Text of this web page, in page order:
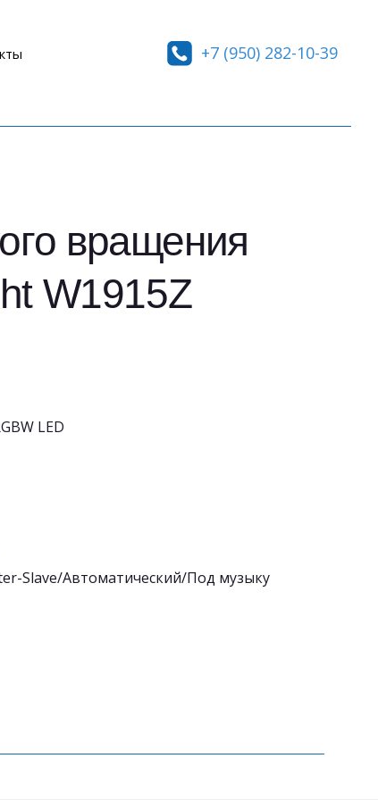
+7 (950) 282-10-39
вращения
W1915Z
LED
Slave/Автоматический/Под музыку